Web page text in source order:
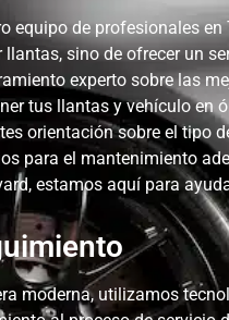
un link de seguimiento
ver el avance de tu auto y te
Me sorprendieron con su
1000%
estan muy cómodas y
equipo de profesionales
llantas, sino de ofrecer un
experto sobre las
tus llantas y vehículo en
orientación sobre el tipo
para el mantenimiento
estamos aquí para
moderna, utilizamos